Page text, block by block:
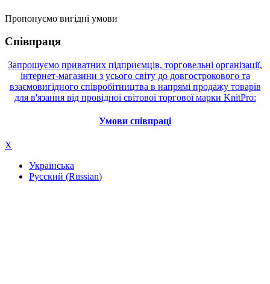
Пропонуємо вигідні умови
Співпраця
Запрошуємо приватних підприємців, торговельні організації,
інтернет-магазини з усього світу до довгострокового та
взаємовигідного співробітництва в напрямі продажу товарів
для в'язання від провідної світової торгової марки KnitPro:
Умови співпраці
X
Українська
Русский (Russian)